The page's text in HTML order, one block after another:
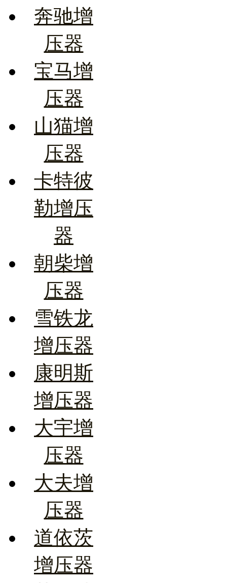
奔驰增
压器
宝马增
压器
山猫增
压器
卡特彼
勒增压
器
朝柴增
压器
雪铁龙
增压器
康明斯
增压器
大宇增
压器
大夫增
压器
道依茨
增压器